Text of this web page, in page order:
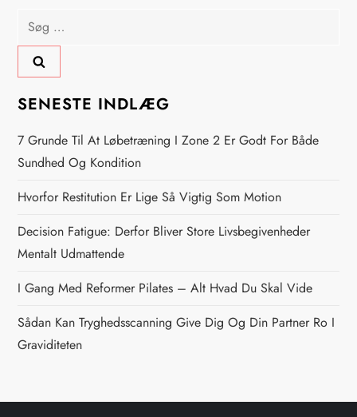
l
æ
g
s
n
a
v
i
g
a
t
Søg
efter:
SENESTE INDLÆG
7 Grunde Til At Løbetræning I Zone 2 Er Godt For Både
Sundhed Og Kondition
Hvorfor Restitution Er Lige Så Vigtig Som Motion
Decision Fatigue: Derfor Bliver Store Livsbegivenheder
Mentalt Udmattende
I Gang Med Reformer Pilates – Alt Hvad Du Skal Vide
Sådan Kan Tryghedsscanning Give Dig Og Din Partner Ro I
Graviditeten